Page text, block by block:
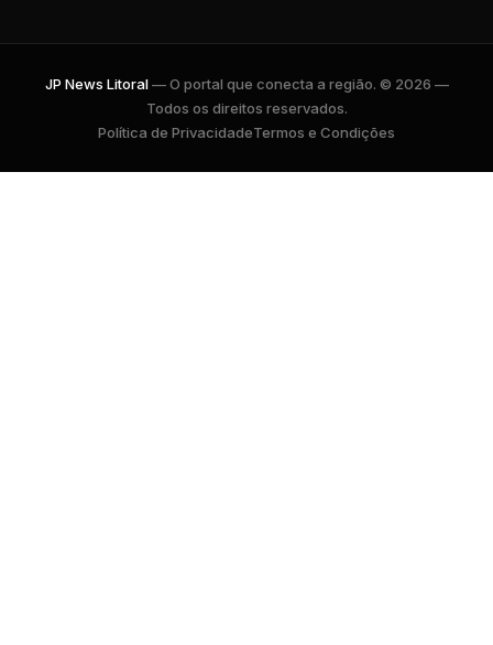
JP News Litoral— O portal que conecta a região. © 2026 —
Todos os direitos reservados.
Política de PrivacidadeTermos e Condições